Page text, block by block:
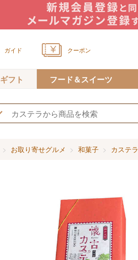
ガイド クーポン
ギフト フード＆スイーツ
お取り寄せグルメ 和菓子 カステラ